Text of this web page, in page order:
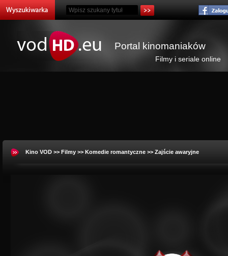
Portal kinomaniaków
Filmy i seriale online
Kino VOD >> Filmy >> Komedie romantyczne >> Zajście awaryjne